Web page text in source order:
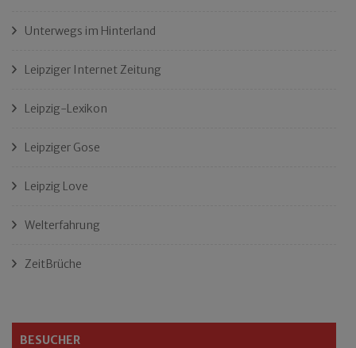
Unterwegs im Hinterland
Leipziger Internet Zeitung
Leipzig-Lexikon
Leipziger Gose
Leipzig Love
Welterfahrung
ZeitBrüche
BESUCHER